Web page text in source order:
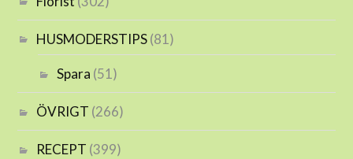
HUSMODERSTIPS(81)
Spara (51)
ÖVRIGT (266)
RECEPT (399)